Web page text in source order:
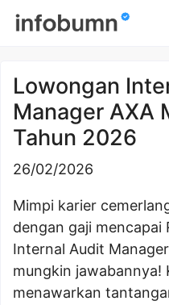
Skip
Lowongan
Manager AXA
Tahun 2026
26/02/2026
Mimpi karier
dengan gaji mencapai
Internal Audit
mungkin jawabannya!
menawarkan